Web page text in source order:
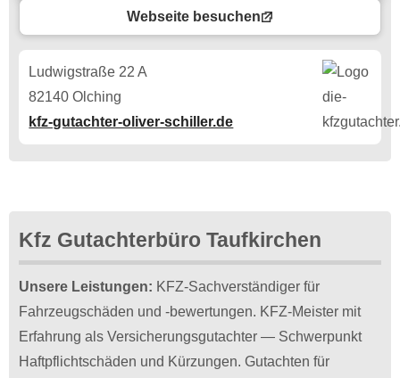
Webseite besuchen
Ludwigstraße 22 A
82140 Olching
kfz-gutachter-oliver-schiller.de
Kfz Gutachterbüro Taufkirchen
Unsere Leistungen: KFZ-Sachverständiger für
Fahrzeugschäden und -bewertungen. KFZ-Meister mit
Erfahrung als Versicherungsgutachter — Schwerpunkt
Haftpflichtschäden und Kürzungen. Gutachten für